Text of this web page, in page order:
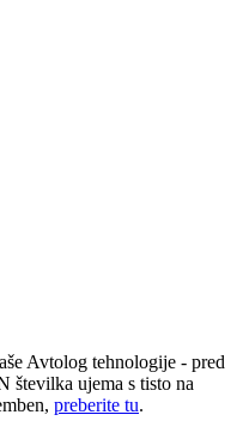
Avtolog tehnologije - pred
številka ujema s tisto na
preberite tu.